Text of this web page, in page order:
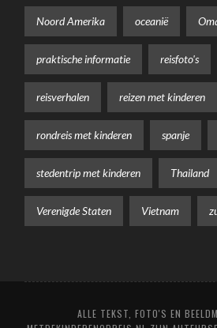
Noord Amerika oceanië
praktische informatie reisfoto's
reisverhalen reizen met kinderen
rondreis met kinderen spanje
stedentrip met kinderen Thailand
Verenigde Staten Vietnam
ALLE TEKST, FOTO'S EN